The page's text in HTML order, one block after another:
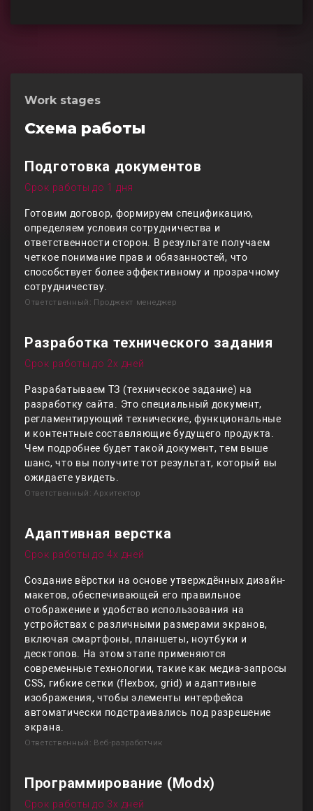
Work stages
Схема работы
Подготовка документов
Срок работы до 1 дня
Готовим договор, формируем спецификацию,
определяем условия сотрудничества и
ответственности сторон. В результате получаем
четкое понимание прав и обязанностей, что
способствует более эффективному и прозрачному
сотрудничеству.
Ответственный: Проджект менеджер
Разработка технического задания
Срок работы до 2х дней
Разрабатываем ТЗ (техническое задание) на
разработку сайта. Это специальный документ,
регламентирующий технические, функциональные
и контентные составляющие будущего продукта.
Чем подробнее будет такой документ, тем выше
шанс, что вы получите тот результат, который вы
ожидаете увидеть.
Ответственный: Архитектор
Адаптивная верстка
Срок работы до 4х дней
Создание вёрстки на основе утверждённых дизайн-
макетов, обеспечивающей его правильное
отображение и удобство использования на
устройствах с различными размерами экранов,
включая смартфоны, планшеты, ноутбуки и
десктопов. На этом этапе применяются
современные технологии, такие как медиа-запросы
CSS, гибкие сетки (flexbox, grid) и адаптивные
изображения, чтобы элементы интерфейса
автоматически подстраивались под разрешение
экрана.
Ответственный: Веб-разработчик
Программирование (Modx)
Срок работы до 3х дней